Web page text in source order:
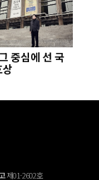
중심에 선 국
제01-2602호